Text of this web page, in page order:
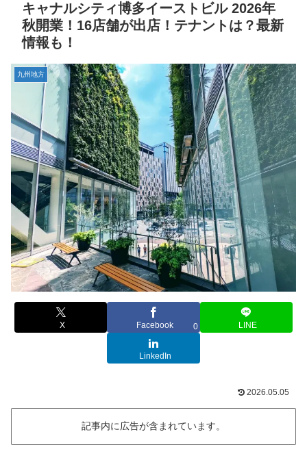
キャナルシティ博多イーストビル 2026年
秋開業！16店舗が出店！テナントは？最新
情報も！
九州地方
X Facebook 0 LINE
LinkedIn
2026.05.05
記事内に広告が含まれています。